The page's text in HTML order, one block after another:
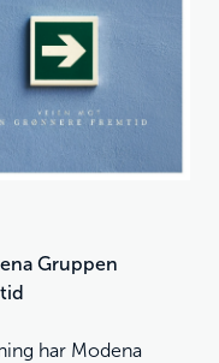
Gruppen
har Modena